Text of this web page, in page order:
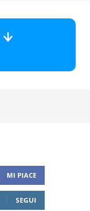
MI PIACE
SEGUI